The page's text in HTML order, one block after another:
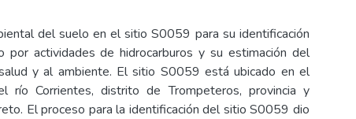
del suelo en el sitio S0059 para su identificación
por actividades de hidrocarburos y su estimación del
y al ambiente. El sitio S0059 está ubicado en el
río Corrientes, distrito de Trompeteros, provincia y
El proceso para la identificación del sitio S0059 dio